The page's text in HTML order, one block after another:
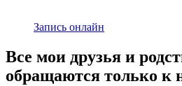
Запись онлайн
Все мои друзья и
обращаются только к